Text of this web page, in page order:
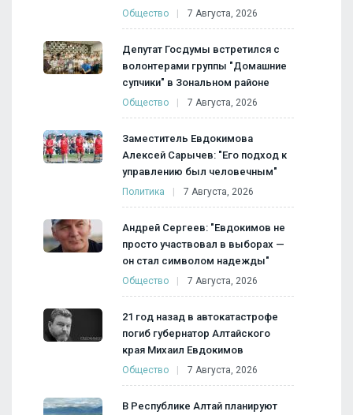
Общество 7 Августа, 2026
Депутат Госдумы встретился с
волонтерами группы "Домашние
супчики" в Зональном районе
Общество 7 Августа, 2026
Заместитель Евдокимова
Алексей Сарычев: "Его подход к
управлению был человечным"
Политика 7 Августа, 2026
Андрей Сергеев: "Евдокимов не
просто участвовал в выборах —
он стал символом надежды"
Общество 7 Августа, 2026
21 год назад в автокатастрофе
погиб губернатор Алтайского
края Михаил Евдокимов
Общество 7 Августа, 2026
В Республике Алтай планируют